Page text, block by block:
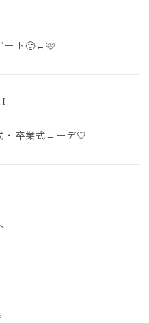
ート🙂‍↔️🩷
・卒業式コーデ🤍